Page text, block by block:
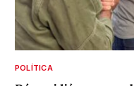
POLÍTICA